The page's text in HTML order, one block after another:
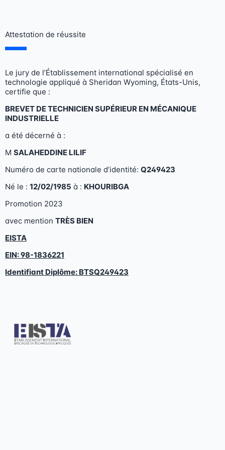
Attestation de réussite
Le jury de l’Établissement international spécialisé en
technologie appliqué à Sheridan Wyoming, États-Unis,
certifie que :
BREVET DE TECHNICIEN SUPÉRIEUR EN MÉCANIQUE
INDUSTRIELLE
a été décerné à :
M SALAHEDDINE LILIF
Numéro de carte nationale d’identité: Q249423
Né le : 12/02/1985 à : KHOURIBGA
Promotion 2023
avec mention TRÈS BIEN
EISTA
EIN: 98-1836221
Identifiant Diplôme: BTSQ249423